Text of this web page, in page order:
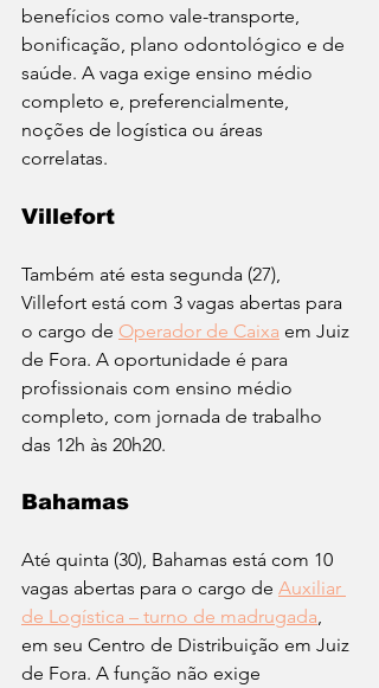
benefícios como vale-transporte,
bonificação, plano odontológico e de
saúde. A vaga exige ensino médio
completo e, preferencialmente,
noções de logística ou áreas
correlatas.
Villefort
Também até esta segunda (27),
Villefort está com 3 vagas abertas para
o cargo de Operador de Caixa em Juiz
de Fora. A oportunidade é para
profissionais com ensino médio
completo, com jornada de trabalho
das 12h às 20h20.
Bahamas
Até quinta (30), Bahamas está com 10
vagas abertas para o cargo de Auxiliar
de Logística – turno de madrugada
em seu Centro de Distribuição em Juiz
de Fora. A função não exige